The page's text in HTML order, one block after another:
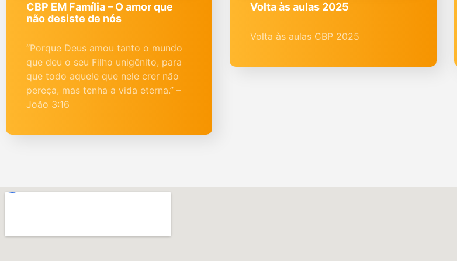
CBP EM Família – O amor que
não desiste de nós
“Porque Deus amou tanto o mundo
que deu o seu Filho unigênito, para
que todo aquele que nele crer não
pereça, mas tenha a vida eterna.” –
João 3:16
Volta às aulas 2025
Volta às aulas CBP 2025